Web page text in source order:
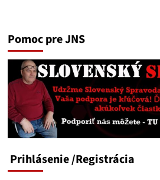
OTÁZOK
SMRTI
GENERÁLA
Pomoc pre JNS
Prihlásenie/Registrácia